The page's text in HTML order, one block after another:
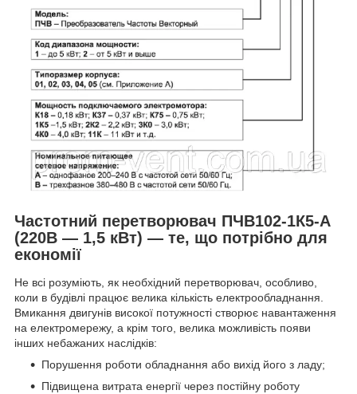
Частотний перетворювач ПЧВ102-1К5-А
(220В — 1,5 кВт) — те, що потрібно для
економії
Не всі розуміють, як необхідний перетворювач, особливо,
коли в будівлі працює велика кількість електрообладнання.
Вмикання двигунів високої потужності створює навантаження
на електромережу, а крім того, велика можливість появи
інших небажаних наслідків:
Порушення роботи обладнання або вихід його з ладу;
Підвищена витрата енергії через постійну роботу